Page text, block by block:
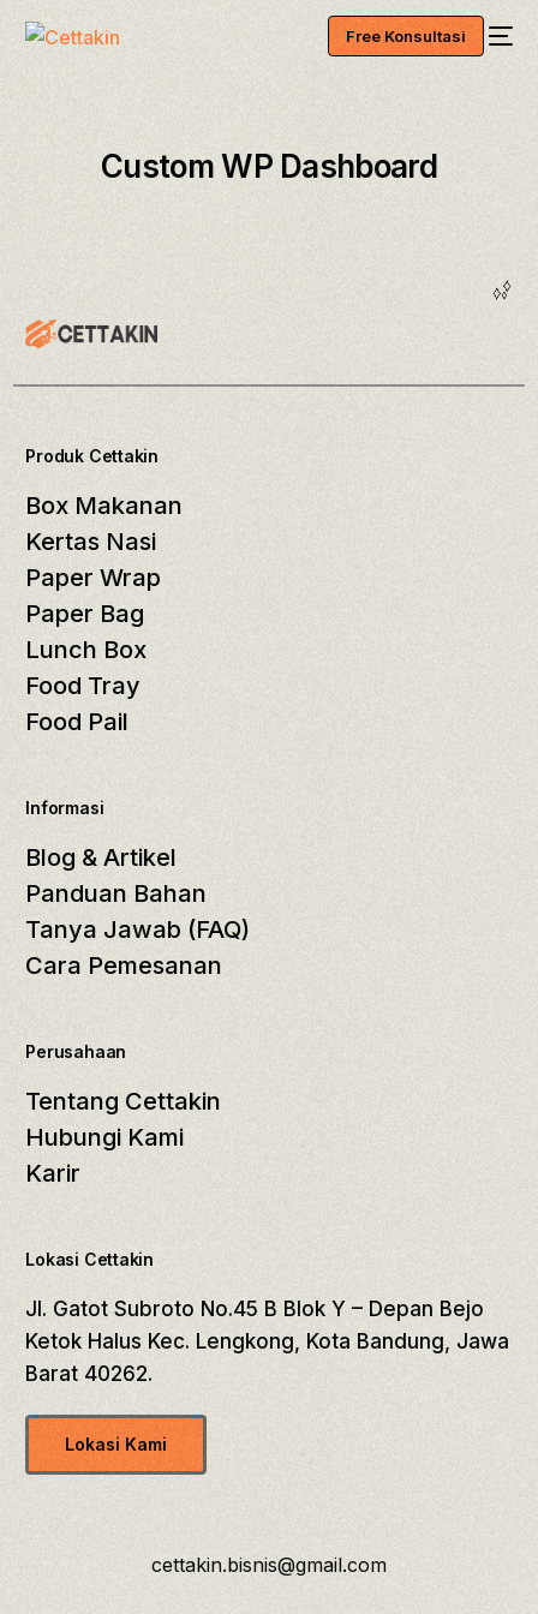
Free Konsultasi
Custom WP Dashboard
Produk Cettakin
Box Makanan
Kertas Nasi
Paper Wrap
Paper Bag
Lunch Box
Food Tray
Food Pail
Informasi
Blog & Artikel
Panduan Bahan
Tanya Jawab (FAQ)
Cara Pemesanan
Perusahaan
Tentang Cettakin
Hubungi Kami
Karir
Lokasi Cettakin
Jl. Gatot Subroto No.45 B Blok Y – Depan Bejo
Ketok Halus Kec. Lengkong, Kota Bandung, Jawa
Barat 40262.
Lokasi Kami
cettakin.bisnis@gmail.com